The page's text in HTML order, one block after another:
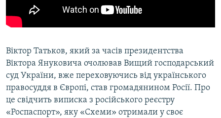
Віктор Татьков, який за часів президентства
Віктора Януковича очолював Вищий господарський
суд України, вже переховуючись від українського
правосуддя в Європі, став громадянином Росії. Про
це свідчить виписка з російського реєстру
«Роспаспорт», яку «Схеми» отримали у своє